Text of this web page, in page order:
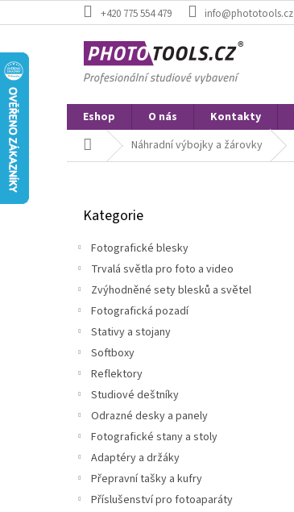
na
+420 775 554 479 info@phototools.cz
Eshop O nás Kontakty
Domů Náhradní výbojky a žárovky
kategorie
Kategorie
Fotografické blesky
Trvalá světla pro foto a video
Zvýhodněné sety blesků a světel
Fotografická pozadí
Stativy a stojany
Softboxy
Reflektory
Studiové deštníky
Odrazné desky a panely
Fotografické stany a stoly
Adaptéry a držáky
Přepravní tašky a kufry
Příslušenství pro fotoaparáty